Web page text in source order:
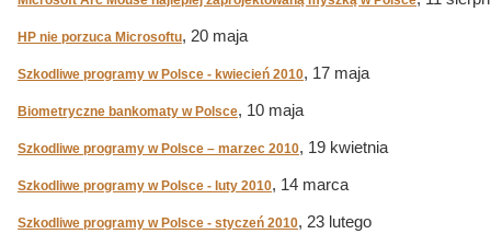
HP nie porzuca Microsoftu, 20 maja
Szkodliwe programy w Polsce - kwiecień 2010, 17 maja
Biometryczne bankomaty w Polsce, 10 maja
Szkodliwe programy w Polsce – marzec 2010, 19 kwietnia
Szkodliwe programy w Polsce - luty 2010, 14 marca
Szkodliwe programy w Polsce - styczeń 2010, 23 lutego